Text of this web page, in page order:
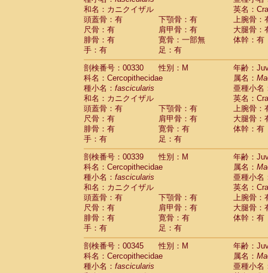
和名：カニクイザル
英名：
頭蓋骨：有
下顎骨：有
上腕骨：
尺骨：有
肩甲骨：有
大腿骨：
腓骨：有
寛骨：一部無
体幹：有
手：有
足：有
剖検番号：00330
性別：M
年齢：
科名：Cercopithecidae
属名：
種小名： fascicularis
亜種小名
和名：カニクイザル
英名：
頭蓋骨：有
下顎骨：有
上腕骨：
尺骨：有
肩甲骨：有
大腿骨：
腓骨：有
寛骨：有
体幹：有
手：有
足：有
剖検番号：00339
性別：M
年齢：
科名：Cercopithecidae
属名：
種小名： fascicularis
亜種小名
和名：カニクイザル
英名：
頭蓋骨：有
下顎骨：有
上腕骨：
尺骨：有
肩甲骨：有
大腿骨：
腓骨：有
寛骨：有
体幹：有
手：有
足：有
剖検番号：00345
性別：M
年齢：
科名：Cercopithecidae
属名：
種小名： fascicularis
亜種小名